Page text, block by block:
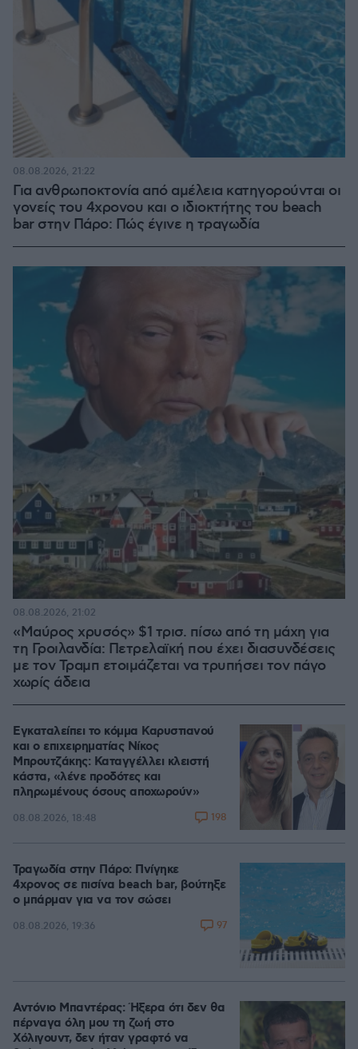
Για ανθρωποκτονία από αμέλεια κατηγορούνται οι
γονείς του 4χρονου και ο ιδιοκτήτης του beach
bar στην Πάρο: Πώς έγινε η τραγωδία
08.08.2026, 21:22
«Μαύρος χρυσός» $1 τρισ. πίσω από τη μάχη για
τη Γροιλανδία: Πετρελαϊκή που έχει διασυνδέσεις
με τον Τραμπ ετοιμάζεται να τρυπήσει τον πάγο
χωρίς άδεια
08.08.2026, 21:02
Εγκαταλείπει το κόμμα Καρυστιανού
και ο επιχειρηματίας Νίκος
Μπρουτζάκης: Καταγγέλλει κλειστή
κάστα, «λένε προδότες και
πληρωμένους όσους αποχωρούν»
08.08.2026, 18:48 198
Τραγωδία στην Πάρο: Πνίγηκε
4χρονος σε πισίνα beach bar, βούτηξε
ο μπάρμαν για να τον σώσει
08.08.2026, 19:36 97
Αντόνιο Μπαντέρας: Ήξερα ότι δεν θα
πέρναγα όλη μου τη ζωή στο
Χόλιγουντ, δεν ήταν γραφτό να